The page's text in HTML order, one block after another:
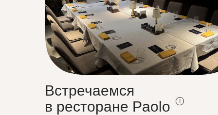
Встречаемся
в ресторане Paolo